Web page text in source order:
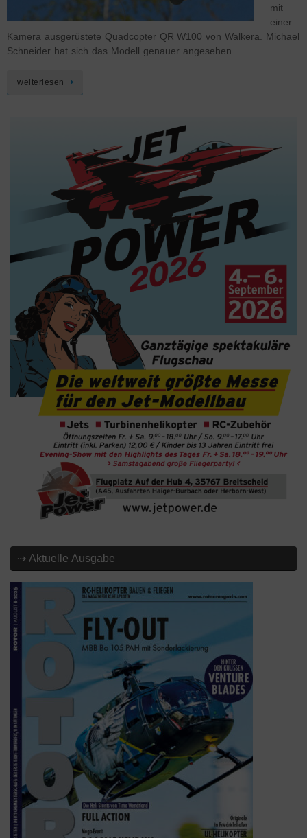
mit
einer
Kamera ausgerüstete Quadcopter QR W100 von Walkera. Michael
Schneider hat sich das Modell genauer angesehen.
weiterlesen
⇢ Aktuelle Ausgabe